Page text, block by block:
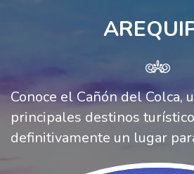
Conoce el Cañón del Colca,
principales destinos
definitivamente un lugar